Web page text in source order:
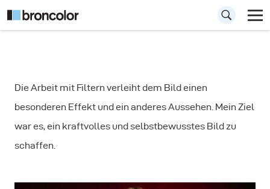
Bewegungsunschärfe
in der
Porträtfotografie
erzeugt
Die Arbeit mit Filtern verleiht dem Bild einen
besonderen Effekt und ein anderes Aussehen. Mein Ziel
war es, ein kraftvolles und selbstbewusstes Bild zu
schaffen.